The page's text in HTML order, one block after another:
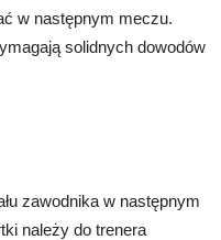
w następnym meczu.
solidnych dowodów
zawodnika w następnym
należy do trenera